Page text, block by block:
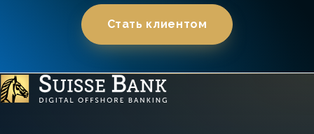
Стать клиентом